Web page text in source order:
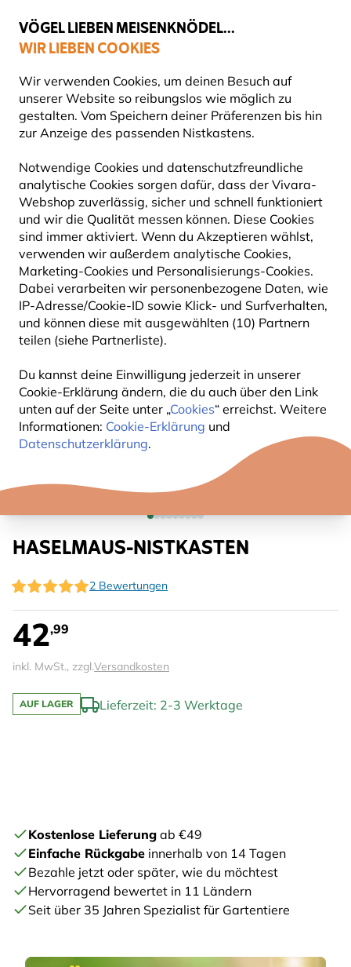
VÖGEL LIEBEN MEISENKNÖDEL...
WIR LIEBEN COOKIES
Wir verwenden Cookies, um deinen Besuch auf
unserer Website so reibungslos wie möglich zu
gestalten. Vom Speichern deiner Präferenzen bis hin
zur Anzeige des passenden Nistkastens.
Notwendige Cookies und datenschutzfreundliche
analytische Cookies sorgen dafür, dass der Vivara-
Webshop zuverlässig, sicher und schnell funktioniert
und wir die Qualität messen können. Diese Cookies
sind immer aktiviert. Wenn du Akzeptieren wählst,
verwenden wir außerdem analytische Cookies,
Marketing-Cookies und Personalisierungs-Cookies.
Dabei verarbeiten wir personenbezogene Daten, wie
IP-Adresse/Cookie-ID sowie Klick- und Surfverhalten,
und können diese mit ausgewählten (10) Partnern
teilen (siehe Partnerliste).
Du kannst deine Einwilligung jederzeit in unserer
Cookie-Erklärung ändern, die du auch über den Link
unten auf der Seite unter „Cookies“ erreichst. Weitere
Informationen: Cookie-Erklärung und
Datenschutzerklärung.
Top-bewertet in 11 Ländern
Gratis Versand ab 49 €
Produkte für Gartentiere Bilch-Nistkästen
HASELMAUS-NISTKASTEN
2 Bewertungen
42,99
inkl. MwSt., zzgl.Versandkosten
AUF LAGER Lieferzeit: 2-3 Werktage
Kostenlose Lieferung ab €49
Einfache Rückgabe innerhalb von 14 Tagen
Bezahle jetzt oder später, wie du möchtest
Hervorragend bewertet in 11 Ländern
Seit über 35 Jahren Spezialist für Gartentiere